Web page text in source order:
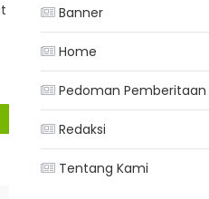
Banner
Home
Pedoman Pemberitaan
Redaksi
Tentang Kami